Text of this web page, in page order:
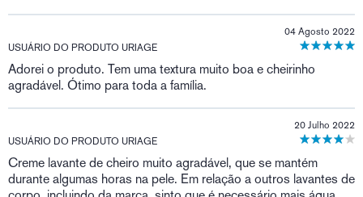
USUÁRIO DO PRODUTO URIAGE
04 Agosto 2022
Adorei o produto. Tem uma textura muito boa e cheirinho
agradável. Ótimo para toda a família.
USUÁRIO DO PRODUTO URIAGE
20 Julho 2022
Creme lavante de cheiro muito agradável, que se mantém
durante algumas horas na pele. Em relação a outros lavantes de